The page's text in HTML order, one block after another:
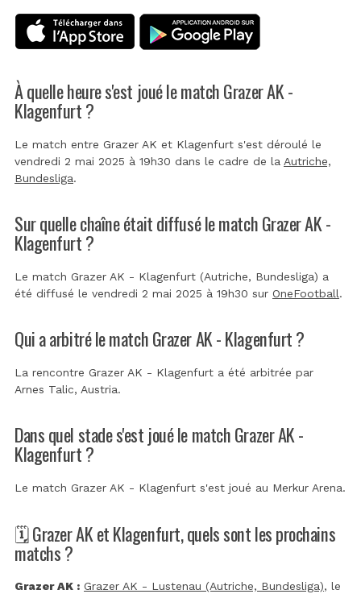
À quelle heure s'est joué le match Grazer AK -
Klagenfurt ?
Le match entre Grazer AK et Klagenfurt s'est déroulé le
vendredi 2 mai 2025 à 19h30 dans le cadre de la Autriche,
Bundesliga.
Sur quelle chaîne était diffusé le match Grazer AK -
Klagenfurt ?
Le match Grazer AK - Klagenfurt (Autriche, Bundesliga) a
été diffusé le vendredi 2 mai 2025 à 19h30 sur OneFootball.
Qui a arbitré le match Grazer AK - Klagenfurt ?
La rencontre Grazer AK - Klagenfurt a été arbitrée par
Arnes Talic, Austria.
Dans quel stade s'est joué le match Grazer AK -
Klagenfurt ?
Le match Grazer AK - Klagenfurt s'est joué au Merkur Arena.
🗓️ Grazer AK et Klagenfurt, quels sont les prochains
matchs ?
Grazer AK : Grazer AK - Lustenau (Autriche, Bundesliga), le